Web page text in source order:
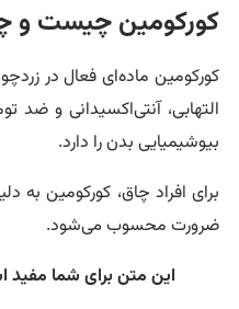
کورکومین چیست و
کورکومین ماده‌ای فعال در
التهابی، آنتی‌اکسیدانی و ضد
بیوشیمیایی بدن را دارد.
برای افراد چاق، کورکومین
ضرورت محسوب می‌شود.
این متن برای شما